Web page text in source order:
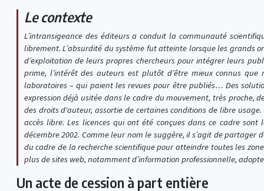
Le contexte
L’intransigeance des éditeurs a conduit la communauté
librement. L’absurdité du système fut atteinte lorsque les grands
d’exploitation de leurs propres chercheurs pour intégrer leurs
prime, l’intérêt des auteurs est plutôt d’être mieux connus
laboratoires – qui paient les revues pour être publiés… Des
expression déjà usitée dans le cadre du mouvement, très proche,
des droits d'auteur, assortie de certaines conditions de libre
accès libre. Les licences qui ont été conçues dans ce cadre sont
décembre 2002. Comme leur nom le suggère, il s’agit de
du cadre de la recherche scientifique pour atteindre toutes les
plus de sites web, notamment d’information professionnelle,
Un acte de cession à part entière